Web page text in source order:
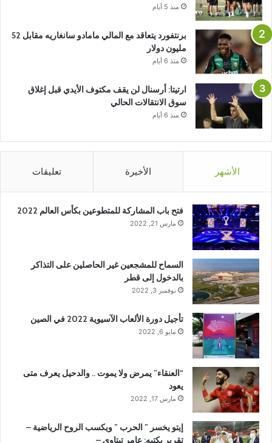
منذ 5 أيام
برنتفورد يتعاقد مع المالي مامادو سانغاريه مقابل 52
مليون دولار
منذ 6 أيام
ارتيتا: أرسنال لن يقف مكتوف الأيدي قبل إغلاق
سوق الانتقالات الحالي
منذ 6 أيام
الأشهر الأخيرة تعليقات
فتح باب المشاركة للمتطوعين بكأس العالم 2022
مارس 21, 2022
السماح للمشجعين غير الحاصلين على التذاكر
بالدخول إلى قطر
نوفمبر 3, 2022
تأجيل دورة الألعاب الآسيوية 2022 في الصين
مايو 6, 2022
“العنقاء” يمرض ولا يموت .. والدحيل يعرف متى
يعود
مارس 17, 2022
إيتو يخسر ” الحرب ” ويكسب الروح الرياضية –
تقرير يكتبه: عامر تيتاوي –